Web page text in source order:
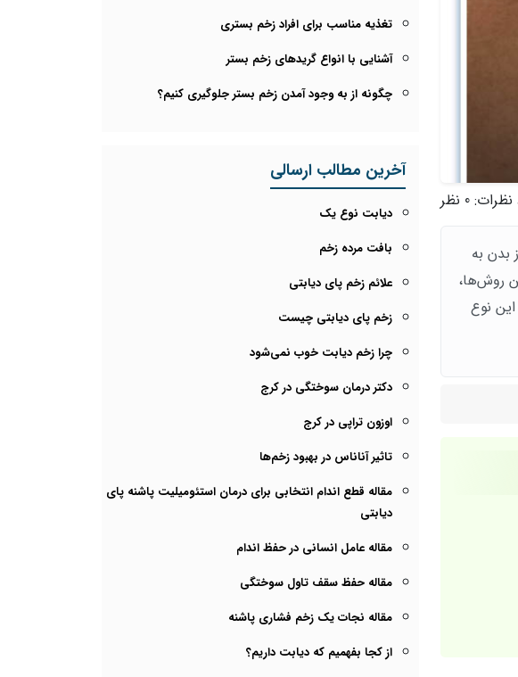
نظرات: 0 نظر
بدن به
روش‌ها،
نوع
تغذیه مناسب برای افراد زخم بستری
آشنایی با انواع گریدهای زخم بستر
چگونه از به وجود آمدن زخم بستر جلوگیری کنیم؟
آخرین مطالب ارسالی
دیابت نوع یک
بافت مرده زخم
علائم زخم پای دیابتی
زخم پای دیابتی چیست
چرا زخم دیابت خوب نمی‌شود
دکتر درمان سوختگی در کرج
اوزون تراپی در کرج
تاثیر آناناس در بهبود زخم‌ها
مقاله قطع اندام انتخابی برای درمان استئومیلیت پاشنه پای
دیابتی
مقاله عامل انسانی در حفظ اندام
مقاله حفظ سقف تاول سوختگی
مقاله نجات یک زخم فشاری پاشنه
از کجا بفهمیم که دیابت داریم؟